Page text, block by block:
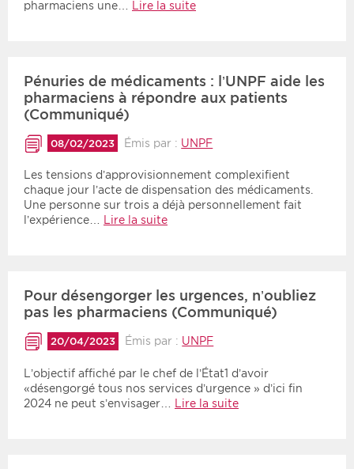
pharmaciens une… Lire la suite
Pénuries de médicaments : l’UNPF aide les
pharmaciens à répondre aux patients
(Communiqué)
08/02/2023 Émis par : UNPF
Les tensions d’approvisionnement complexifient
chaque jour l’acte de dispensation des médicaments.
Une personne sur trois a déjà personnellement fait
l’expérience… Lire la suite
Pour désengorger les urgences, n’oubliez
pas les pharmaciens (Communiqué)
20/04/2023 Émis par : UNPF
L’objectif affiché par le chef de l’État1 d’avoir
«désengorgé tous nos services d’urgence » d’ici fin
2024 ne peut s’envisager…
Lire la suite